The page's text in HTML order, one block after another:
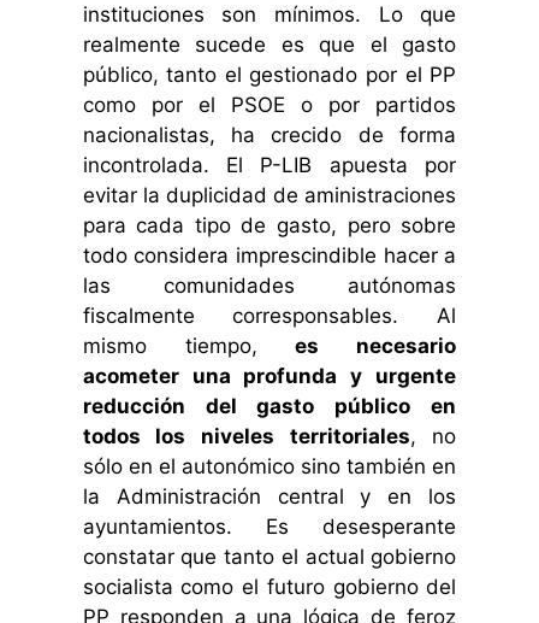
instituciones son mínimos. Lo que
realmente sucede es que el gasto
público, tanto el gestionado por el PP
como por el PSOE o por partidos
nacionalistas, ha crecido de forma
incontrolada. El P-LIB apuesta por
evitar la duplicidad de aministraciones
para cada tipo de gasto, pero sobre
todo considera imprescindible hacer a
las comunidades autónomas
fiscalmente corresponsables. Al
mismo tiempo,es necesario
acometer una profunda y urgente
reducción del gasto público en
todos los niveles territoriales, no
sólo en el autonómico sino también en
la Administración central y en los
ayuntamientos. Es desesperante
constatar que tanto el actual gobierno
socialista como el futuro gobierno del
PP responden a una lógica de feroz